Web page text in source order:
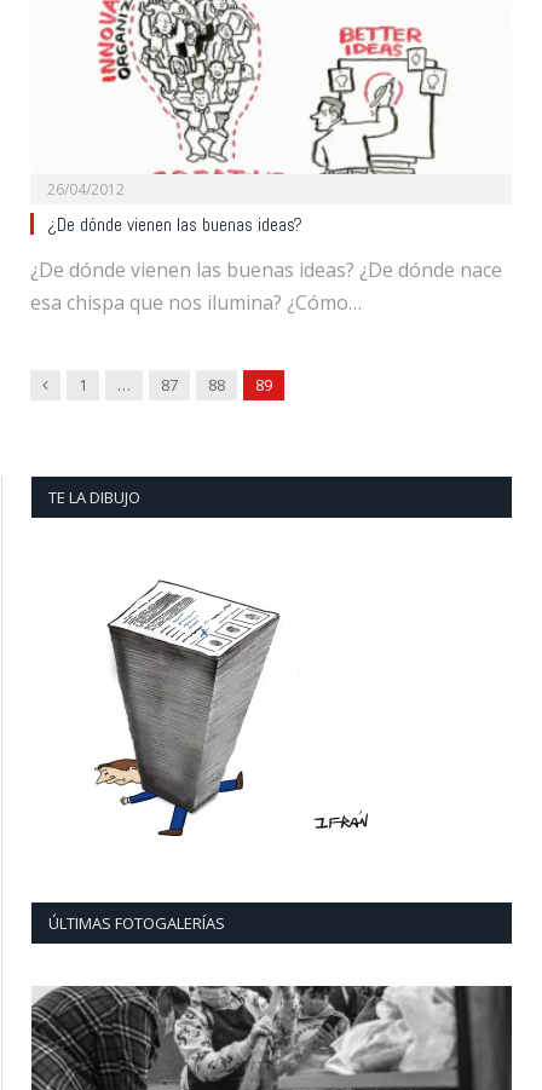
26/04/2012
¿De dónde vienen las buenas ideas?
¿De dónde vienen las buenas ideas? ¿De dónde nace
esa chispa que nos ilumina? ¿Cómo…
Previous
1 … 87 88 89
TE LA DIBUJO
ÚLTIMAS FOTOGALERÍAS